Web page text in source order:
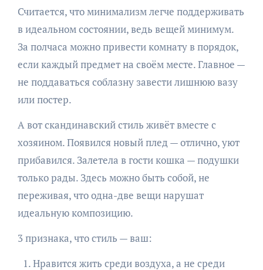
Считается, что минимализм легче поддерживать
в идеальном состоянии, ведь вещей минимум.
За полчаса можно привести комнату в порядок,
если каждый предмет на своём месте. Главное —
не поддаваться соблазну завести лишнюю вазу
или постер.
А вот скандинавский стиль живёт вместе с
хозяином. Появился новый плед — отлично, уют
прибавился. Залетела в гости кошка — подушки
только рады. Здесь можно быть собой, не
переживая, что одна-две вещи нарушат
идеальную композицию.
3 признака, что стиль — ваш:
Нравится жить среди воздуха, а не среди